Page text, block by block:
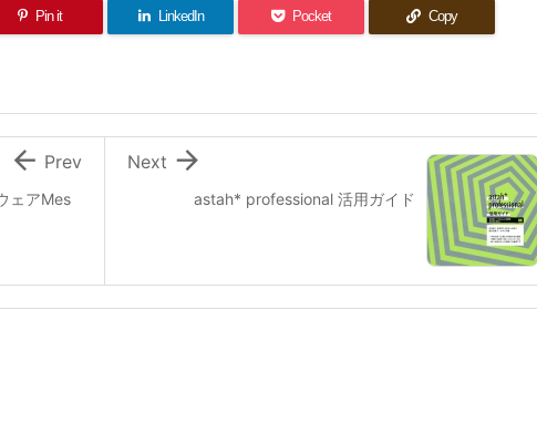
Pin it LinkedIn Pocket Copy
astah* professional 活用ガイド

Next
ェアMes
 Prev